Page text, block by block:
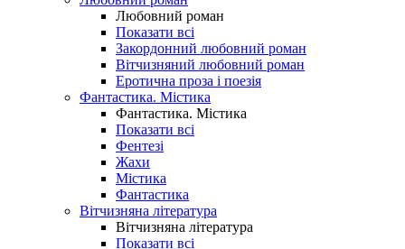
Любовний роман
Показати всі
Закордонний любовний роман
Вітчизняний любовний роман
Еротична проза і поезія
Фантастика. Містика
Фантастика. Містика
Показати всі
Фентезі
Жахи
Містика
Фантастика
Вітчизняна література
Вітчизняна література
Показати всі